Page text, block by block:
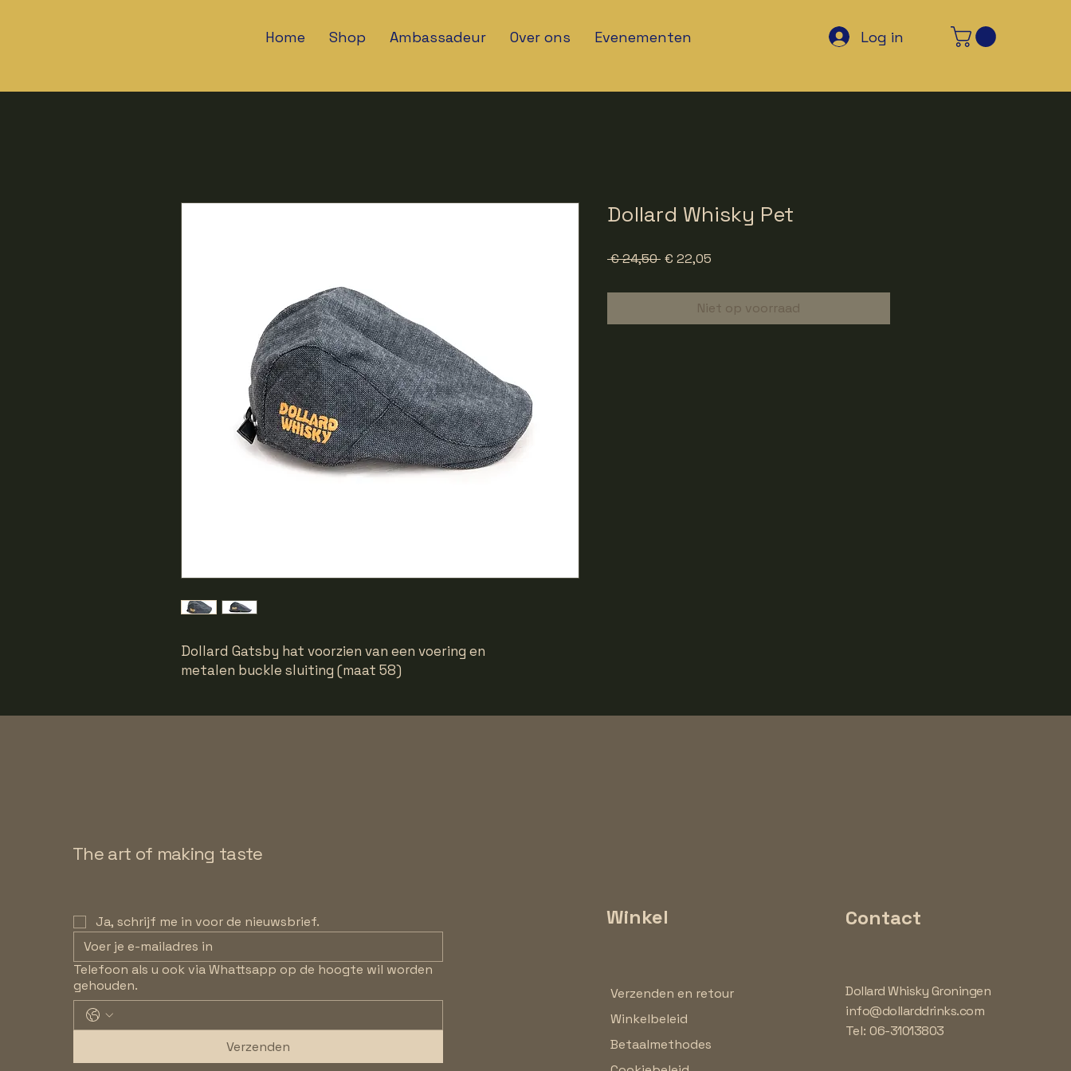
Home Shop Ambassadeur Over ons Evenementen Log in
Dollard Gatsby hat voorzien van een voering en
metalen buckle sluiting (maat 58)
Dollard Whisky Pet
€ 24,50 Normale
€ 22,05
Niet op voorraad
The art of making taste
Ja, schrijf me in voor de nieuwsbrief.
Telefoon als u ook via Whattsapp op de hoogte wil worden
gehouden.
Verzenden
Winkel
Verzenden en retour
Winkelbeleid
Betaalmethodes
Contact
Dollard Whisky Groningen
info@dollarddrinks.com
Tel: 06-31013803